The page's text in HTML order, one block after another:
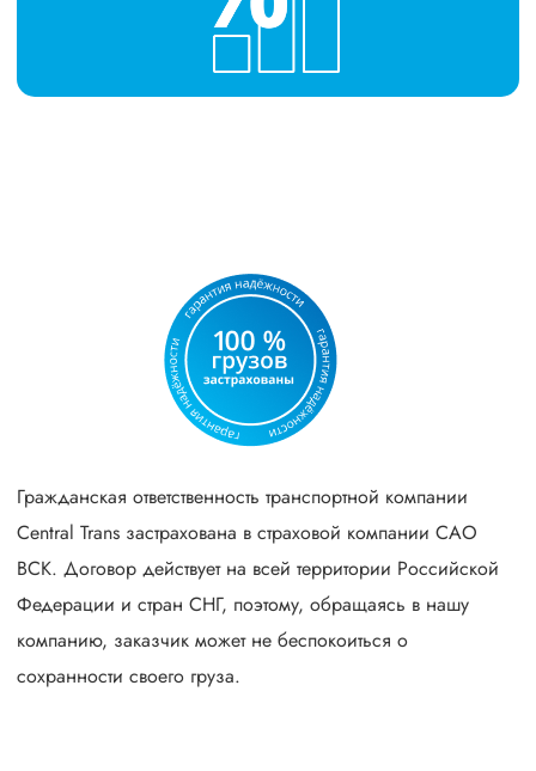
Гражданская ответственность транспортной компании
Central Trans застрахована в страховой компании САО
ВСК. Договор действует на всей территории Российской
Федерации и стран СНГ, поэтому, обращаясь в нашу
компанию, заказчик может не беспокоиться о
сохранности своего груза.